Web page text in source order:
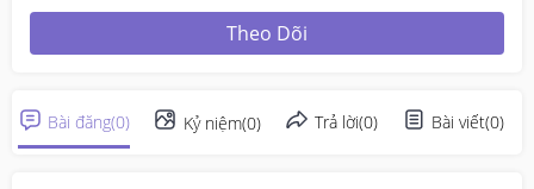
Theo Dõi
Bài đăng(0) Kỷ niệm(0) Trả lời(0) Bài viết(0)